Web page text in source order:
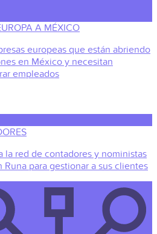
A MÉXICO
europeas que están abriendo
en México y necesitan
empleados
la red de contadores y noministas
Runa para gestionar a sus clientes